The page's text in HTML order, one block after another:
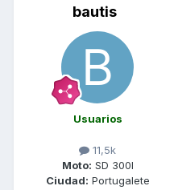
bautis
Usuarios
11,5k
Moto: SD 300I
Ciudad: Portugalete